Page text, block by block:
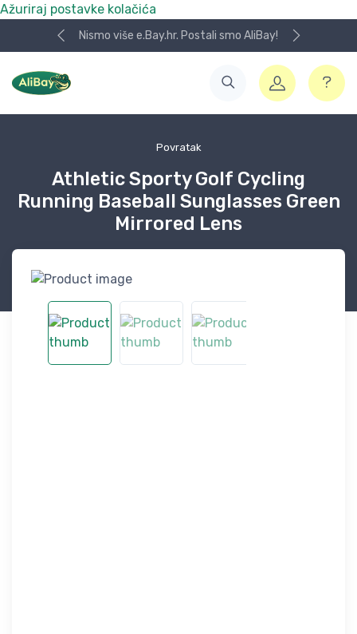
Ažuriraj postavke kolačića
Nismo više e.Bay.hr. Postali smo AliBay!
Povratak
Athletic Sporty Golf Cycling
Running Baseball Sunglasses Green
Mirrored Lens